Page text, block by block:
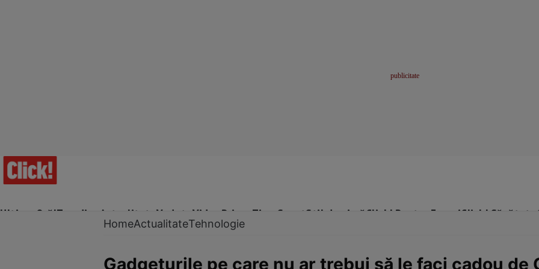
Ultima Oră!Trending Actualitate Vedete Video Prime Time SportStil de viațăClick! Pentru FemeiClick! Sănătate
HomeActualitateTehnologie
Gadgeturile pe care nu ar trebui să le faci cadou de